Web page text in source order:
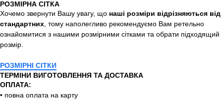
РОЗМІРНА СІТКА
Хочемо звернути Вашу увагу, що наші розміри відрізняються від
стандартних, тому наполегливо рекомендуємо Вам ретельно
ознайомитися з нашими розмірними сітками та обрати підходящий
розмір.
РОЗМІРНІ СІТКИ
ТЕРМІНИ ВИГОТОВЛЕННЯ ТА ДОСТАВКА
ОПЛАТА:
• повна оплата на карту